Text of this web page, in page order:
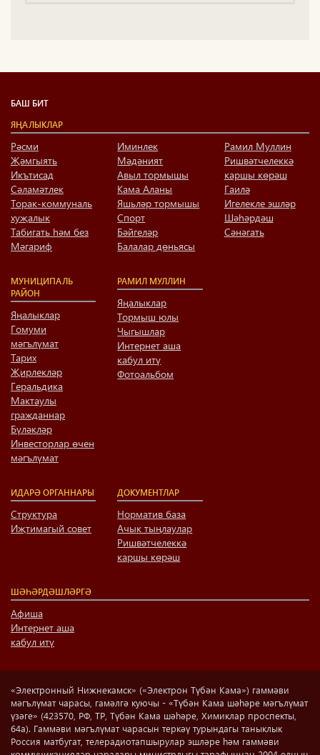
БАШ БИТ
ЯҢАЛЫКЛАР
Рәсми
Җәмгыять
Икътисад
Сәламәтлек
Торак-коммуналь
хуҗалык
Табигать һәм без
Мәгариф
Иминлек
Мәдәният
Авыл тормышы
Кама Аланы
Яшьләр тормышы
Спорт
Бәйгеләр
Балалар дөньясы
Рамил Муллин
Ришвәтчелеккә
каршы көрәш
Гаилә
Игелекле эшләр
Шәһәрдәш
Сәнәгать
МУНИЦИПАЛЬ
РАЙОН
Яңалыклар
Гомуми
мәгълүмат
Тарих
Җирлекләр
Геральдика
Мактаулы
гражданнар
Бүләкләр
Инвесторлар өчен
мәгълүмат
РАМИЛ МУЛЛИН
Яңалыклар
Тормыш юлы
Чыгышлар
Интернет аша
кабул итү
Фотоальбом
ИДАРӘ ОРГАННАРЫ
Структура
Иҗтимагый совет
ДОКУМЕНТЛАР
Норматив база
Ачык тыңлаулар
Ришвәтчелеккә
каршы көрәш
ШӘҺӘРДӘШЛӘРГӘ
Афиша
Интернет аша
кабул итү
«Электронный Нижнекамск» («Электрон Түбән Кама») гаммәви
мәгълүмат чарасы, гамәлгә куючы - «Түбән Кама шәһәре мәгълүмат
үзәге» (423570, РФ, ТР, Түбән Кама шәһәре, Химиклар проспекты,
64а). Гаммәви мәгълүмат чарасын теркәү турындагы таныклык
Россия матбугат, телерадиотапшырулар эшләре һәм гаммәви